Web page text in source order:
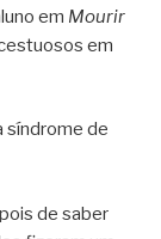
em Mourir
em
síndrome de
de saber